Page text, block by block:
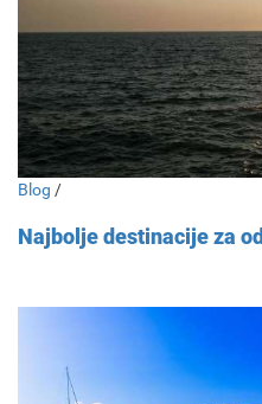
Blog /
Najbolje destinacije za